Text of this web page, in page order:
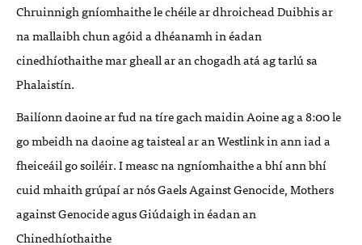
Chruinnigh gníomhaithe le chéile ar dhroichead Duibhis ar
na mallaibh chun agóid a dhéanamh in éadan
cinedhíothaithe mar gheall ar an chogadh atá ag tarlú sa
Phalaistín.
Bailíonn daoine ar fud na tíre gach maidin Aoine ag a 8:00 le
go mbeidh na daoine ag taisteal ar an Westlink in ann iad a
fheiceáil go soiléir. I measc na ngníomhaithe a bhí ann bhí
cuid mhaith grúpaí ar nós Gaels Against Genocide, Mothers
against Genocide agus Giúdaigh in éadan an
Chinedhíothaithe